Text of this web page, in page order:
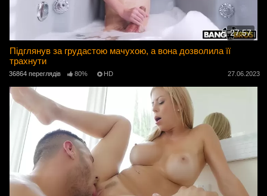
27:57
Підглянув за грудастою мачухою, а вона дозволила її
трахнути
36864 переглядів 80% HD 27.06.2023